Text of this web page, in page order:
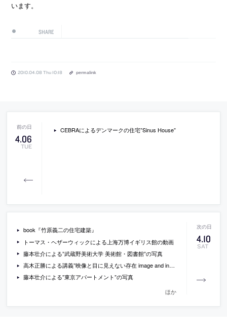
います。
SHARE
2010.04.08 Thu 10:18 permalink
4.06
TUE
CEBRAによるデンマークの住宅”Sinus House”
4.10
SAT
book『竹原義二の住宅建築』
トーマス・ヘザーウィックによる上海万博イギリス館の動画
藤本壮介による”武蔵野美術大学 美術館・図書館”の写真
高木正勝による講義”映像と目に見えない存在 image and invisible”の動画
藤本壮介による”東京アパートメント”の写真
ほか